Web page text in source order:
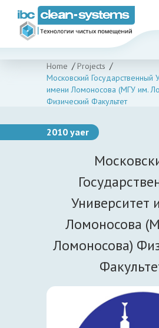
Home
Projects
Московский Государственный
имени Ломоносова (МГУ им.
Физический Факультет
2010 yaer
Университет
Ломоносова
Ломоносова)